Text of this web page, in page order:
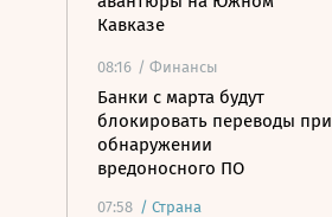
Кавказе
08:16 / Финансы
Банки с марта будут
блокировать переводы при
обнаружении
вредоносного ПО
07:58 / Страна